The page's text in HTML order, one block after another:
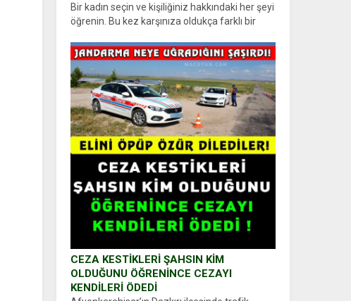
Bir kadın seçin ve kişiliğiniz hakkındaki her şeyi
öğrenin. Bu kez karşınıza oldukça farklı bir
kadın figürlerinden dikkatinizi en...
CEZA KESTİKLERİ ŞAHSIN KİM
OLDUĞUNU ÖĞRENİNCE CEZAYI
KENDİLERİ ÖDEDİ